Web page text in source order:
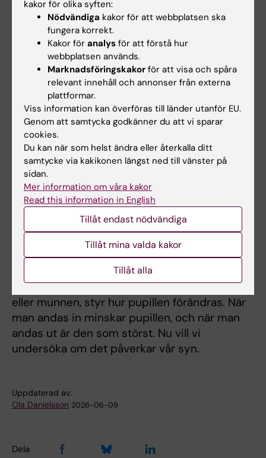
yogan används ibland växelvis
näsborrsandning där man andas genom en
näsborre i taget, vilket ökar
andningsmotståndet och ger ännu
långsammare andning.
Artin Arshamian, Foto:
forskare i kognitiv
neurovetenskap:
– Ja, vi har visat att
andningen påverkar hur
minnen konsolideras, alltså
hur de förstärks efter att
de har kodats in, och att
effekten blir starkare när
man andas genom näsan. Andning verkar
även påverka kognition och perception på
flera sätt. Nya resultat från vår grupp visar att
andningen, oavsett om den sker genom näsan
eller munnen, styr hur pupillen förändras. När
man andas in minskar pupillen, och när man
andas ut är den som störst. Nu vill vi
undersöka om det påverkar vår syn.
Uppdaterad av:
Ola Danielsson 2026-06-09
Dela
kakor för olika syften:
Nödvändiga kakor för att webbplatsen ska
fungera korrekt.
Kakor för analys för att förstå hur
webbplatsen används.
Marknadsföringskakor för att visa och spåra
relevant innehåll och annonser från externa
plattformar.
Viss information kan överföras till länder utanför EU.
Genom att samtycka godkänner du att vi sparar
cookies.
Du kan när som helst ändra eller återkalla ditt
samtycke via kakikonen längst ned till vänster på
sidan.
Mer information om våra kakor
Read this information in English
Tillåt endast nödvändiga
Tillåt mina valda kakor
Tillåt alla